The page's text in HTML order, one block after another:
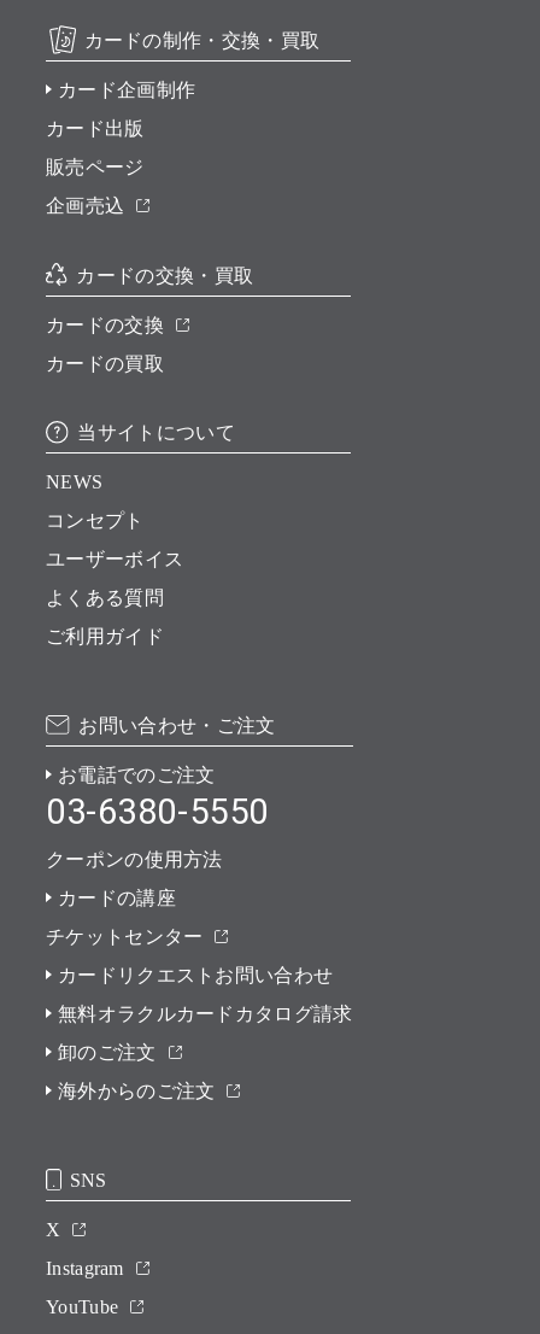
カードの制作・交換・買取
カード企画制作
カード出版
販売ページ
企画売込
カードの交換・買取
カードの交換
カードの買取
当サイトについて
NEWS
コンセプト
ユーザーボイス
よくある質問
ご利用ガイド
お問い合わせ・ご注文
お電話でのご注文
03-6380-5550
クーポンの使用方法
カードの講座
チケットセンター
カードリクエストお問い合わせ
無料オラクルカードカタログ請求
卸のご注文
海外からのご注文
SNS
X
Instagram
YouTube